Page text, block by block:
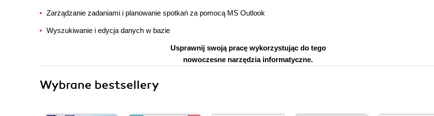
Zarządzanie zadaniami i planowanie spotkań za pomocą MS Outlook
Wyszukiwanie i edycja danych w bazie
Usprawnij swoją pracę wykorzystując do tego
nowoczesne narzędzia informatyczne.
Wybrane bestsellery